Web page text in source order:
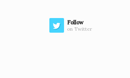
Follow
on Twitter